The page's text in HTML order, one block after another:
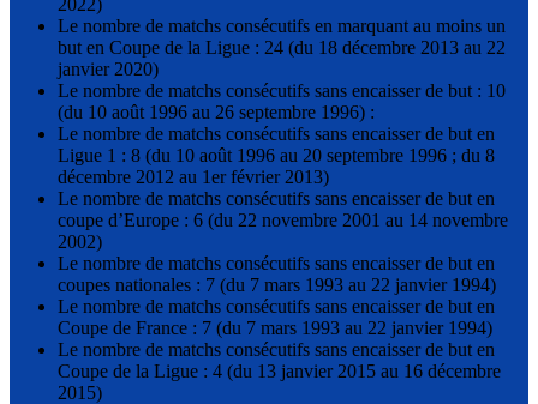
2022)
Le nombre de matchs consécutifs en marquant au moins un
but en Coupe de la Ligue : 24 (du 18 décembre 2013 au 22
janvier 2020)
Le nombre de matchs consécutifs sans encaisser de but : 10
(du 10 août 1996 au 26 septembre 1996) :
Le nombre de matchs consécutifs sans encaisser de but en
Ligue 1 : 8 (du 10 août 1996 au 20 septembre 1996 ; du 8
décembre 2012 au 1er février 2013)
Le nombre de matchs consécutifs sans encaisser de but en
coupe d’Europe : 6 (du 22 novembre 2001 au 14 novembre
2002)
Le nombre de matchs consécutifs sans encaisser de but en
coupes nationales : 7 (du 7 mars 1993 au 22 janvier 1994)
Le nombre de matchs consécutifs sans encaisser de but en
Coupe de France : 7 (du 7 mars 1993 au 22 janvier 1994)
Le nombre de matchs consécutifs sans encaisser de but en
Coupe de la Ligue : 4 (du 13 janvier 2015 au 16 décembre
2015)